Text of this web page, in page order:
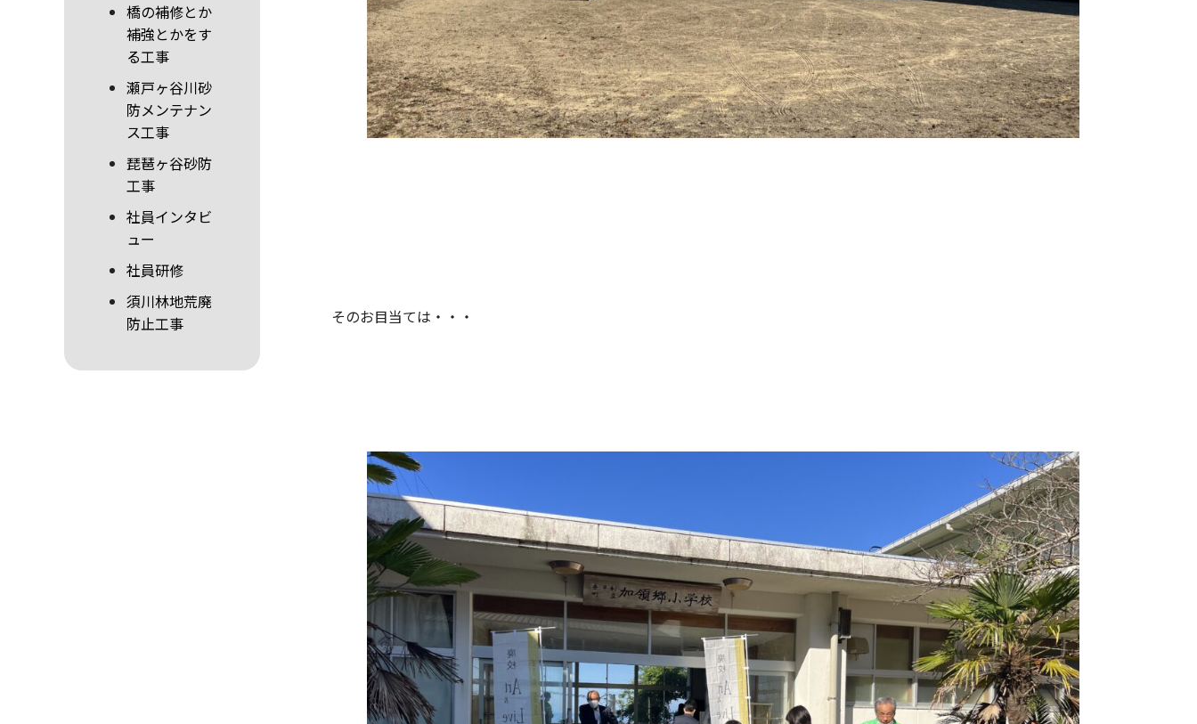
橋の補修とか
補強とかをす
る工事
瀬戸ヶ谷川砂
防メンテナン
ス工事
琵琶ヶ谷砂防
工事
社員インタビ
ュー
社員研修
須川林地荒廃
防止工事
そのお目当ては・・・